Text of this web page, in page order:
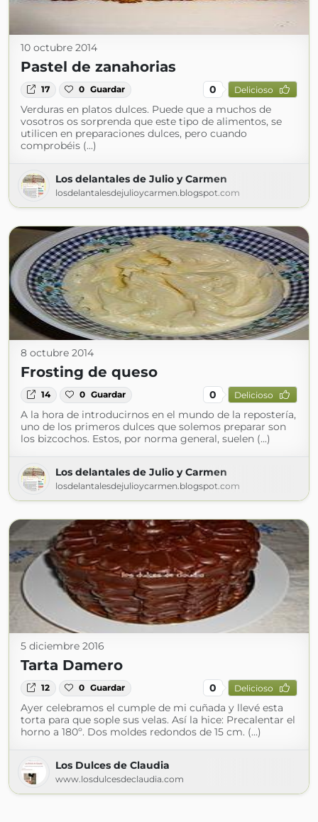
10 octubre 2014
Pastel de zanahorias
17 0 Guardar 0 Delicioso
Verduras en platos dulces. Puede que a muchos de
vosotros os sorprenda que este tipo de alimentos, se
utilicen en preparaciones dulces, pero cuando
comprobéis (...)
Los delantales de Julio y Carmen
losdelantalesdejulioycarmen.blogspot.com
8 octubre 2014
Frosting de queso
14 0 Guardar 0 Delicioso
A la hora de introducirnos en el mundo de la repostería,
uno de los primeros dulces que solemos preparar son
los bizcochos. Estos, por norma general, suelen (...)
Los delantales de Julio y Carmen
losdelantalesdejulioycarmen.blogspot.com
5 diciembre 2016
Tarta Damero
12 0 Guardar 0 Delicioso
Ayer celebramos el cumple de mi cuñada y llevé esta
torta para que sople sus velas. Así la hice: Precalentar el
horno a 180º. Dos moldes redondos de 15 cm. (...)
Los Dulces de Claudia
www.losdulcesdeclaudia.com